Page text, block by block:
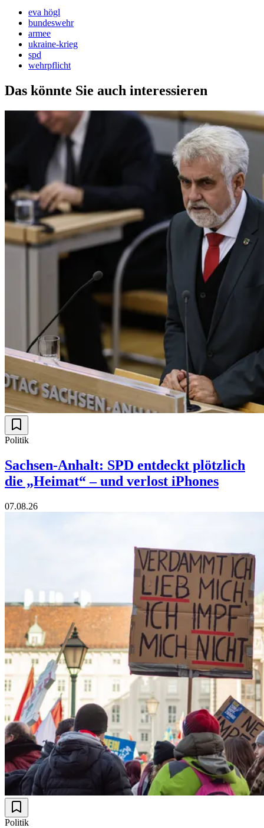
eva högl
bundeswehr
armee
ukraine-krieg
spd
wehrpflicht
Das könnte Sie auch interessieren
Politik
Sachsen-Anhalt: SPD entdeckt plötzlich
die „Heimat“ – und verlost iPhones
07.08.26
Politik